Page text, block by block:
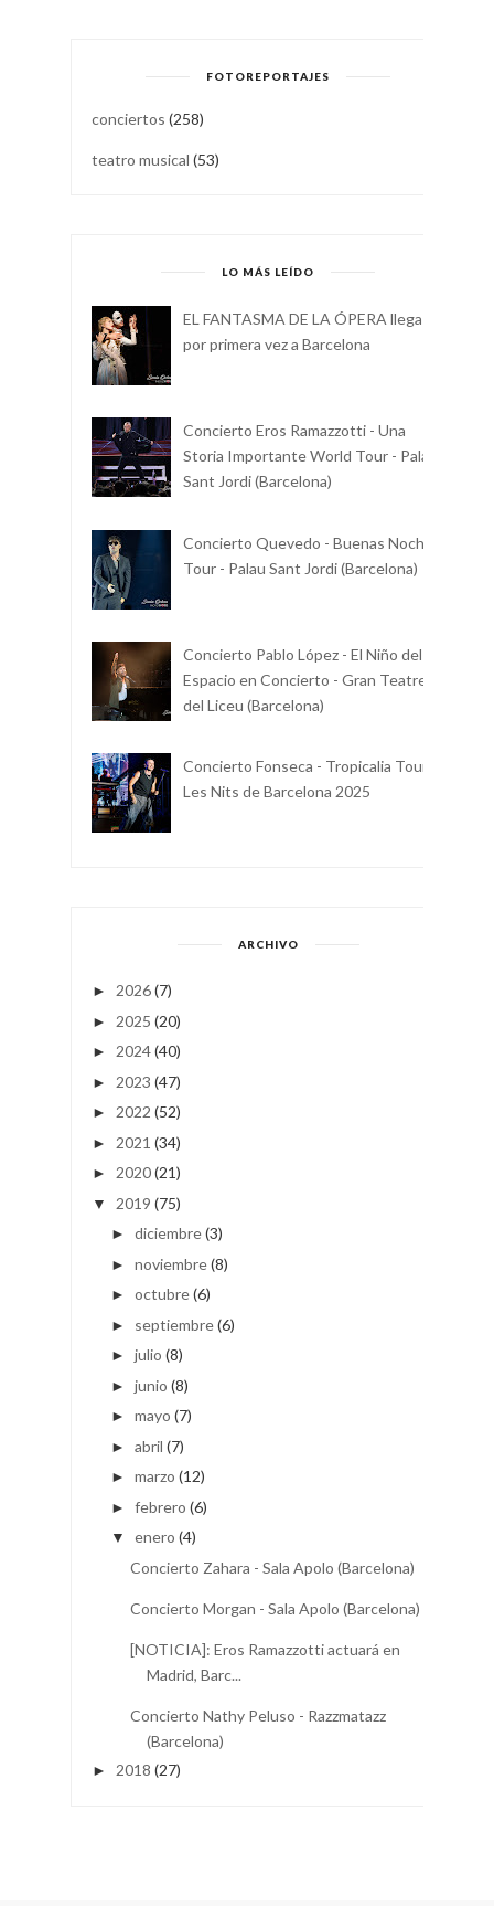
FOTOREPORTAJES
conciertos (258)
teatro musical (53)
LO MÁS LEÍDO
EL FANTASMA DE LA ÓPERA llega
por primera vez a Barcelona
Concierto Eros Ramazzotti - Una
Storia Importante World Tour - Palau
Sant Jordi (Barcelona)
Concierto Quevedo - Buenas Noches
Tour - Palau Sant Jordi (Barcelona)
Concierto Pablo López - El Niño del
Espacio en Concierto - Gran Teatre
del Liceu (Barcelona)
Concierto Fonseca - Tropicalia Tour -
Les Nits de Barcelona 2025
ARCHIVO
► 2026(7)
► 2025 (20)
► 2024(40)
► 2023 (47)
► 2022 (52)
► 2021 (34)
► 2020(21)
▼ 2019 (75)
► diciembre(3)
► noviembre(8)
► octubre(6)
► septiembre(6)
► julio (8)
► junio (8)
► mayo (7)
► abril (7)
► marzo (12)
► febrero (6)
▼ enero (4)
Concierto Zahara - Sala Apolo (Barcelona)
Concierto Morgan - Sala Apolo (Barcelona)
[NOTICIA]: Eros Ramazzotti actuará en
Madrid, Barc...
Concierto Nathy Peluso - Razzmatazz
(Barcelona)
► 2018 (27)